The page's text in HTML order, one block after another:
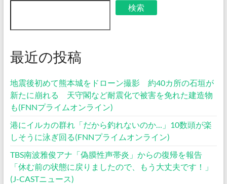
検索
最近の投稿
地震後初めて熊本城をドローン撮影 約40カ所の石垣が
新たに崩れる 天守閣など耐震化で被害を免れた建造物
も(FNNプライムオンライン)
港にイルカの群れ「だから釣れないのか…」10数頭が楽
しそうに泳ぎ回る(FNNプライムオンライン)
TBS南波雅俊アナ「偽膜性声帯炎」からの復帰を報告
「休む前の状態に戻りましたので、もう大丈夫です！」
(J-CASTニュース)